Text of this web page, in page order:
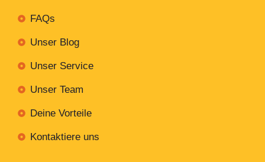
FAQs
Unser Blog
Unser Service
Unser Team
Deine Vorteile
Kontaktiere uns